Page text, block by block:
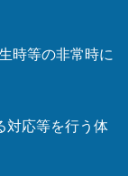
時等の非常時に
対応等を行う体